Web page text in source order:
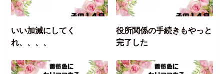
いい加減にしてく
れ、、、、
役所関係の手続きもやっと
完了した